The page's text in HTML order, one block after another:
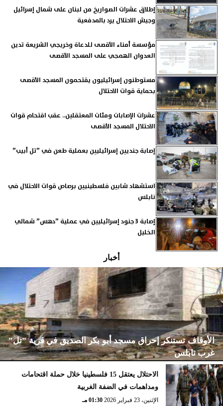
إطلاق عشرات الصواريخ من لبنان على شمال إسرائيل
وجيش الاحتلال يرد بالمدفعية
مؤسسة أمناء الأقصى للدعاة وخريجي الشريعة تدين
العدوان الهمجي على المسجد الأقصى
مستوطنون إسرائيليون يقتحمون المسجد الأقصى
بحماية قوات الاحتلال
عشرات الإصابات ومئات المعتقلين.. عقب اقتحام قوات
الاحتلال المسجد الأقصى
إصابة جنديين إسرائيليين بعملية طعن في ”تل أبيب”
استشهاد شابين فلسطينيين برصاص قوات الاحتلال في
نابلس
إصابة 3 جنود إسرائيليين في عملية ”دهس” شمالي
الخليل
أخبار
الأوقاف تستنكر إحراق مسجد أبو بكر الصديق في قرية ”تل”
غرب نابلس
الإثنين، 23 فبراير 2026 02:15 مـ
الاحتلال يعتقل 15 فلسطينيا خلال حملة اقتحامات
ومداهمات في الضفة الغربية
الإثنين، 23 فبراير 2026 01:30 مـ